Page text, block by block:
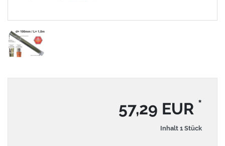
57,29 EUR *
Inhalt 1 Stück